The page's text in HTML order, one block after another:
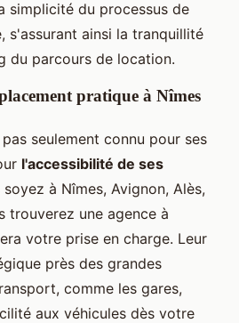
simplicité du processus de
s'assurant ainsi la tranquillité
du parcours de location.
pratique à Nîmes
seulement connu pour ses
l'accessibilité de ses
soyez à Nîmes, Avignon, Alès,
trouverez une agence à
votre prise en charge. Leur
près des grandes
comme les gares,
aux véhicules dès votre